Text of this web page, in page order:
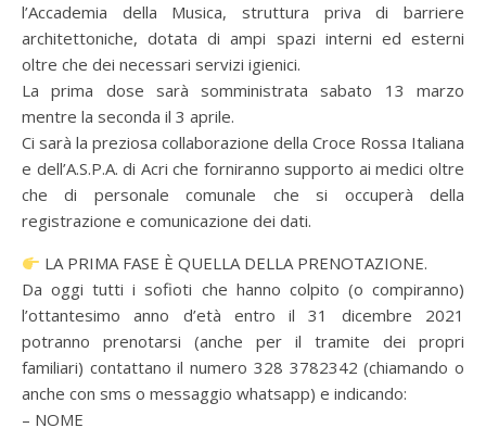
l’Accademia della Musica, struttura priva di barriere
architettoniche, dotata di ampi spazi interni ed esterni
oltre che dei necessari servizi igienici.
La prima dose sarà somministrata sabato 13 marzo
mentre la seconda il 3 aprile.
Ci sarà la preziosa collaborazione della Croce Rossa Italiana
e dell’A.S.P.A. di Acri che forniranno supporto ai medici oltre
che di personale comunale che si occuperà della
registrazione e comunicazione dei dati.
LA PRIMA FASE È QUELLA DELLA PRENOTAZIONE.
Da oggi tutti i sofioti che hanno colpito (o compiranno)
l’ottantesimo anno d’età entro il 31 dicembre 2021
potranno prenotarsi (anche per il tramite dei propri
familiari) contattano il numero 328 3782342 (chiamando o
anche con sms o messaggio whatsapp) e indicando:
– NOME